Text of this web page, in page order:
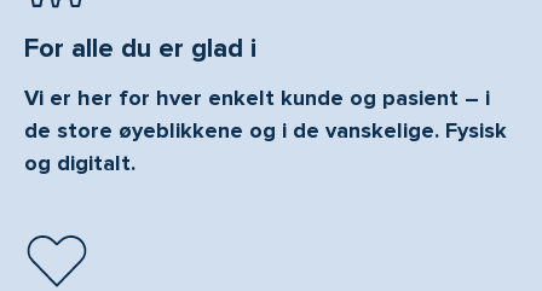
For alle du er glad i
Vi er her for hver enkelt kunde og pasient – i
de store øyeblikkene og i de vanskelige. Fysisk
og digitalt.